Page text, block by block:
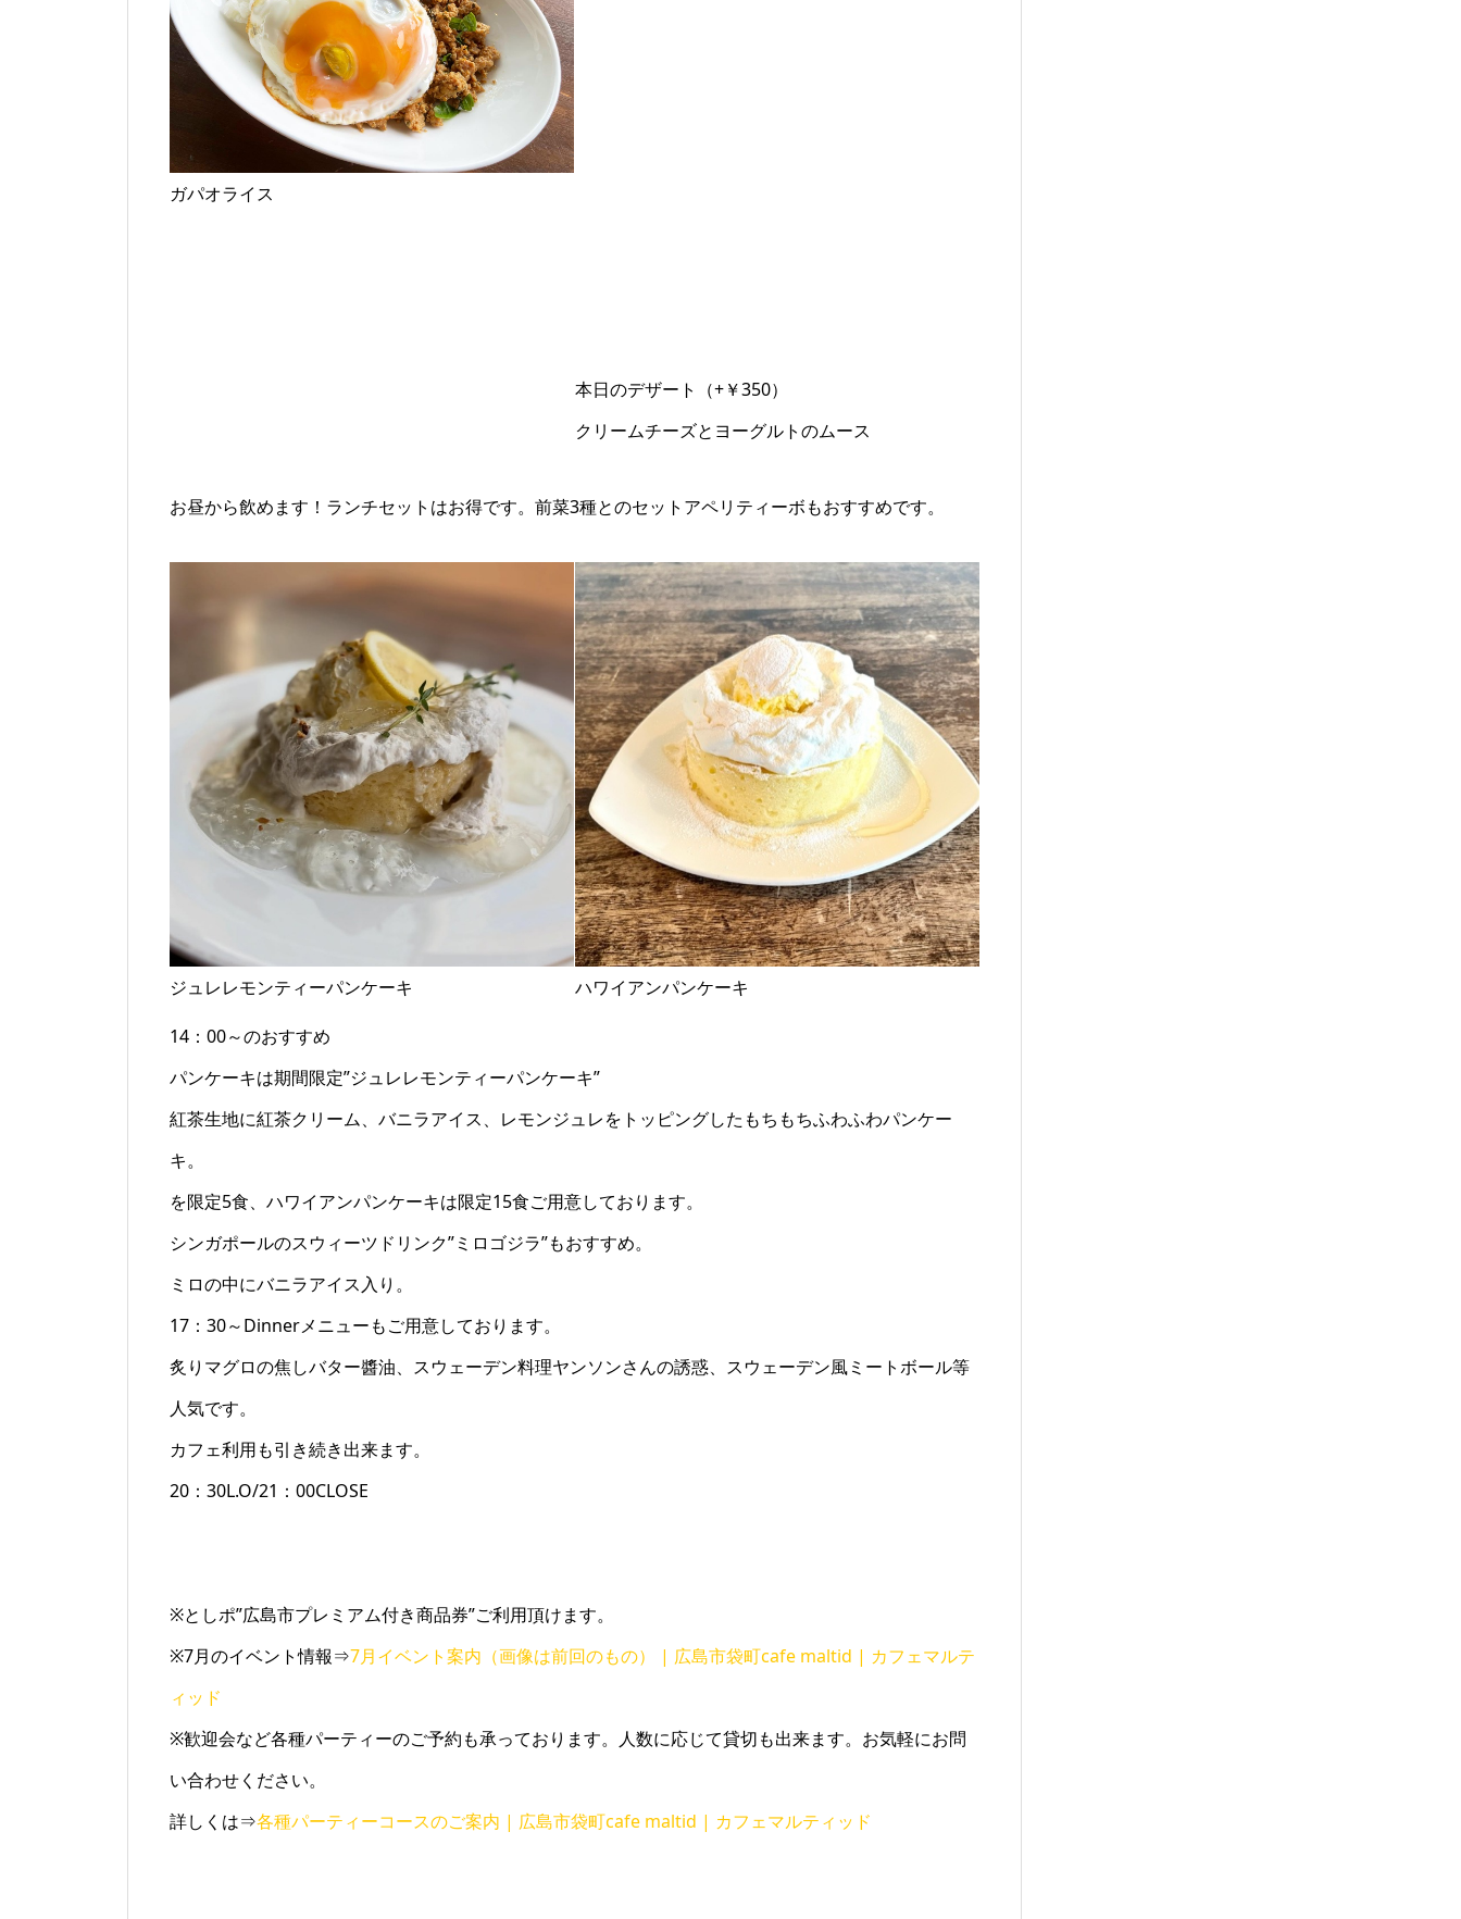
ガパオライス
本日のデザート（+￥350）
クリームチーズとヨーグルトのムース
お昼から飲めます！ランチセットはお得です。前菜3種とのセットアペリティーボもおすすめです。
ジュレレモンティーパンケーキ ハワイアンパンケーキ
14：00～のおすすめ
パンケーキは期間限定”ジュレレモンティーパンケーキ”
紅茶生地に紅茶クリーム、バニラアイス、レモンジュレをトッピングしたもちもちふわふわパンケー
キ。
を限定5食、ハワイアンパンケーキは限定15食ご用意しております。
シンガポールのスウィーツドリンク”ミロゴジラ”もおすすめ。
ミロの中にバニラアイス入り。
17：30～Dinnerメニューもご用意しております。
炙りマグロの焦しバター醬油、スウェーデン料理ヤンソンさんの誘惑、スウェーデン風ミートボール等
人気です。
カフェ利用も引き続き出来ます。
20：30L.O/21：00CLOSE
※としポ”広島市プレミアム付き商品券”ご利用頂けます。
※7月のイベント情報⇒7月イベント案内（画像は前回のもの） | 広島市袋町cafe maltid | カフェマルテ
ィッド
※歓迎会など各種パーティーのご予約も承っております。人数に応じて貸切も出来ます。お気軽にお問
い合わせください。
詳しくは⇒各種パーティーコースのご案内 | 広島市袋町cafe maltid | カフェマルティッド